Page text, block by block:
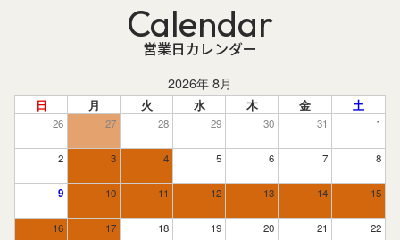
Calendar
営業日カレンダー
2026年 8月
日 月 火 水 木 金 土
26 27 28 29 30 31 1
2 3 4 5 6 7 8
9 10 11 12 13 14 15
16 17 18 19 20 21 22